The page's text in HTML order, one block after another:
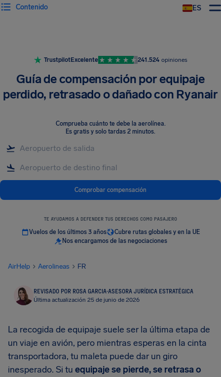
ES
Contenido
TrustpilotExcelente 241.524 opiniones
Guía de compensación por equipaje
perdido, retrasado o dañado con Ryanair
Comprueba cuánto te debe la aerolínea.
Es gratis y solo tardas 2 minutos.
Comprobar compensación
TE AYUDAMOS A DEFENDER TUS DERECHOS COMO PASAJERO
Vuelos de los últimos 3 años
Cubre rutas globales y en la UE
Nos encargamos de las negociaciones
AirHelp Aerolineas FR
REVISADO POR ROSA GARCIA·ASESORA JURÍDICA ESTRATÉGICA
Última actualización 25 de junio de 2026
La recogida de equipaje suele ser la última etapa de
un viaje en avión, pero mientras esperas en la cinta
transportadora, tu maleta puede dar un giro
inesperado. Si tu equipaje se pierde, se retrasa o